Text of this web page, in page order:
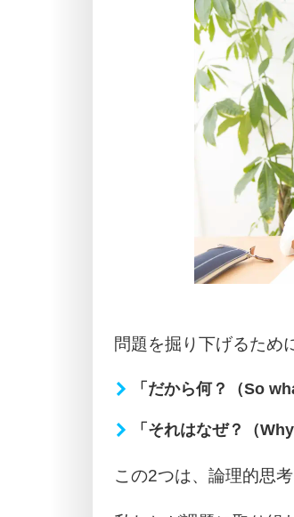
問題を掘り下げるため
「だから何？（So
「それはなぜ？（
この2つは、論理的思